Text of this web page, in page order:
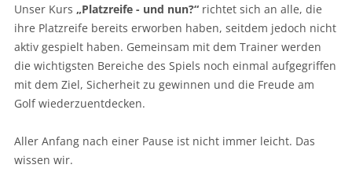
Unser Kurs „Platzreife - und nun?“richtet sich an alle, die
ihre Platzreife bereits erworben haben, seitdem jedoch nicht
aktiv gespielt haben. Gemeinsam mit dem Trainer werden
die wichtigsten Bereiche des Spiels noch einmal aufgegriffen
mit dem Ziel, Sicherheit zu gewinnen und die Freude am
Golf wiederzuentdecken.
Aller Anfang nach einer Pause ist nicht immer leicht. Das
wissen wir.